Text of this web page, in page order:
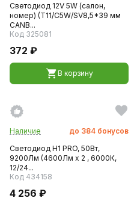
Светодиод 12V 5W (салон,
номер) (T11/C5W/SV8,5*39 мм
CANB...
Код 325081
372 ₽
В корзину
Наличие до 384 бонусов
Светодиод H1 PRO, 50Вт,
9200Лм (4600Лм x 2 , 6000К,
12/24...
Код 434158
4 256 ₽